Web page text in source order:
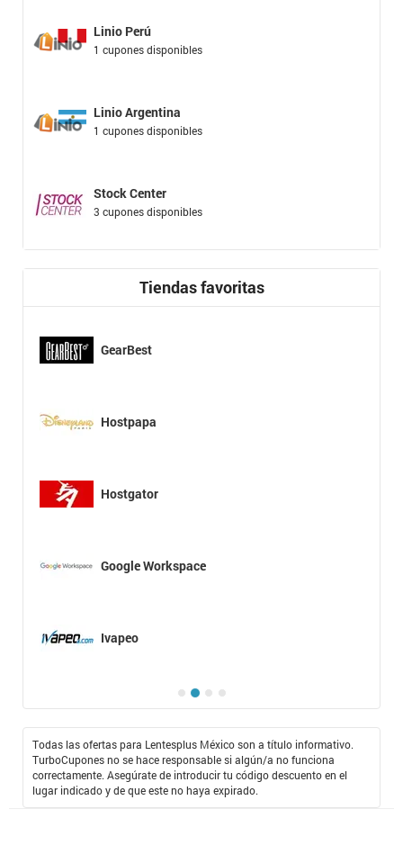
Linio Perú
1 cupones disponibles
Linio Argentina
1 cupones disponibles
Stock Center
3 cupones disponibles
Tiendas favoritas
GearBest
Hostpapa
Hostgator
Google Workspace
Ivapeo
Todas las ofertas para Lentesplus México son a título informativo.
TurboCupones no se hace responsable si algún/a no funciona
correctamente. Asegúrate de introducir tu código descuento en el
lugar indicado y de que este no haya expirado.